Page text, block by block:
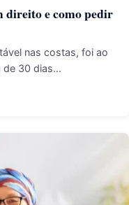
direito e como pedir
nas costas, foi ao
de 30 dias…